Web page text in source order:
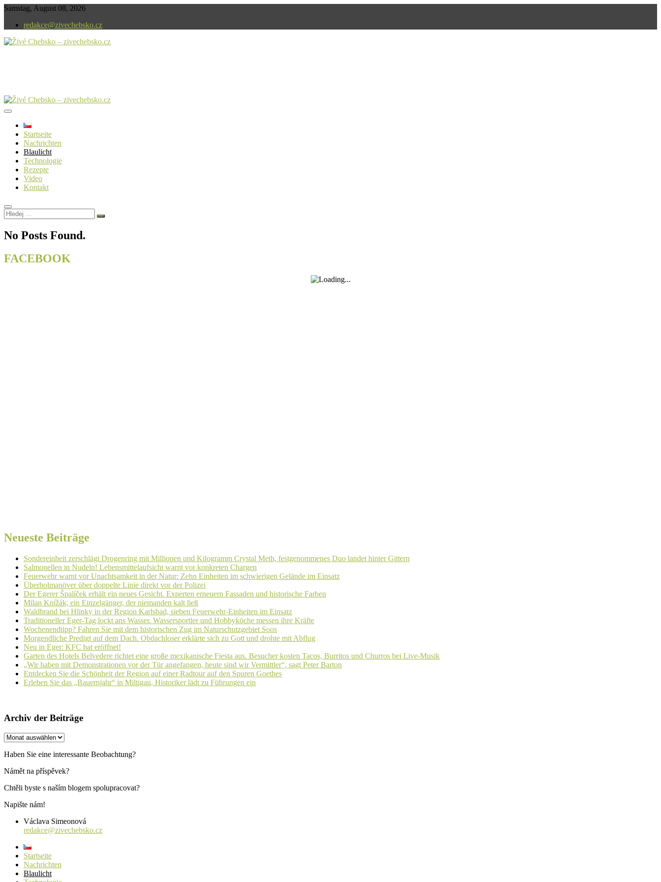
Skip
content
Samstag, August 08, 2026
redakce@zivechebsko.cz
Startseite
Nachrichten
Blaulicht
Technologie
Rezepte
Video
Kontakt
Hledej
…
No Posts Found.
FACEBOOK
Neueste Beiträge
Sondereinheit zerschlägt Drogenring mit Millionen und Kilogramm Crystal Meth, festgenommenes Duo landet hinter Gittern
Salmonellen in Nudeln! Lebensmittelaufsicht warnt vor konkreten Chargen
Feuerwehr warnt vor Unachtsamkeit in der Natur: Zehn Einheiten im schwierigen Gelände im Einsatz
Überholmanöver über doppelte Linie direkt vor der Polizei
Der Egerer Špalíček erhält ein neues Gesicht. Experten erneuern Fassaden und historische Farben
Milan Knížák, ein Einzelgänger, der niemanden kalt ließ
Waldbrand bei Hlinky in der Region Karlsbad, sieben Feuerwehr-Einheiten im Einsatz
Traditioneller Eger-Tag lockt ans Wasser. Wassersportler und Hobbyköche messen ihre Kräfte
Wochenendtipp? Fahren Sie mit dem historischen Zug im Naturschutzgebiet Soos
Morgendliche Predigt auf dem Dach. Obdachloser erklärte sich zu Gott und drohte mit Abflug
Neu in Eger: KFC hat eröffnet!
Garten des Hotels Belvedere richtet eine große mexikanische Fiesta aus. Besucher kosten Tacos, Burritos und Churros bei Live-Musik
„Wir haben mit Demonstrationen vor der Tür angefangen, heute sind wir Vermittler“, sagt Peter Barton
Entdecken Sie die Schönheit der Region auf einer Radtour auf den Spuren Goethes
Erleben Sie das „Bauernjahr“ in Miltigau, Historiker lädt zu Führungen ein
Archiv der Beiträge
Archiv
Beiträge
Haben Sie eine interessante Beobachtung?
Námět na příspěvek?
Chtěli byste s naším blogem spolupracovat?
Napište nám!
Václava Simeonová
redakce@zivechebsko.cz
Startseite
Nachrichten
Blaulicht